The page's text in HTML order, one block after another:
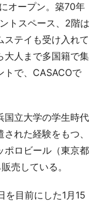
オープン。築70年
トスペース、2階は
ステイも受け入れて
大人まで多国籍で集
トで、CASACOで
立大学の学生時代
れた経験をもつ、
ポロビール（東京都
売している。
目前にした1月15